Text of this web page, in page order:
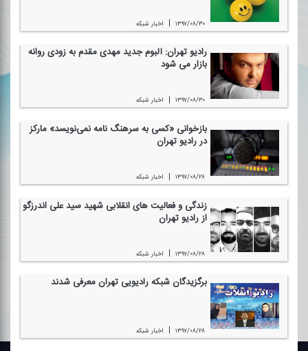
۱۳۹۷/۰۸/۳۰ | اخبار شبكه
رادیو تهران: آلبوم جدید مهدی مقدم به زودی روانه
بازار می شود
۱۳۹۷/۰۸/۳۰ | اخبار شبكه
بازخوانی «كسی به سرهنگ نامه نمی‌نویسد» ماركز
در رادیو تهران
۱۳۹۷/۰۸/۲۸ | اخبار شبكه
زندگی و فعالیت های انقلابی شهید سید علی اندرزگو
از رادیو تهران
۱۳۹۷/۰۸/۲۸ | اخبار شبكه
برگزیدگان شبكه رادیویی تهران معرفی شدند
۱۳۹۷/۰۸/۲۸ | اخبار شبكه